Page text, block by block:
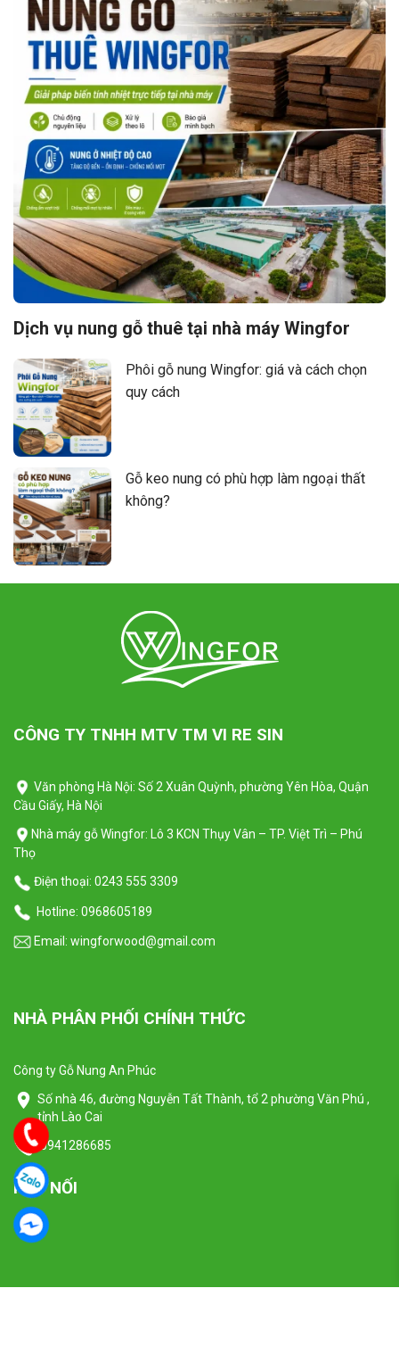
Dịch vụ nung gỗ thuê tại nhà máy Wingfor
Phôi gỗ nung Wingfor: giá và cách chọn
quy cách
Gỗ keo nung có phù hợp làm ngoại thất
không?
CÔNG TY TNHH MTV TM VI RE SIN
Văn phòng Hà Nội: Số 2 Xuân Quỳnh, phường Yên Hòa, Quận
Cầu Giấy, Hà Nội
Nhà máy gỗ Wingfor: Lô 3 KCN Thụy Vân – TP. Việt Trì – Phú
Thọ
Điện thoại: 0243 555 3309
Hotline: 0968605189
Email: wingforwood@gmail.com
NHÀ PHÂN PHỐI CHÍNH THỨC
Công ty Gỗ Nung An Phúc
Số nhà 46, đường Nguyễn Tất Thành, tổ 2 phường Văn Phú ,
tỉnh Lào Cai
0941286685
KẾT NỐI